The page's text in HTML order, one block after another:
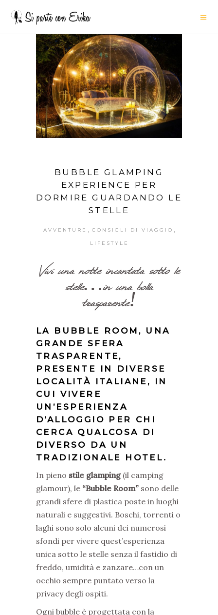
BUBBLE GLAMPING
EXPERIENCE PER
DORMIRE GUARDANDO LE
STELLE
AVVENTURE , CONSIGLI DI VIAGGIO ,
LIFESTYLE
Vivi una notte incantata sotto le
stelle…in una bolla
trasparente!
LA BUBBLE ROOM, UNA
GRANDE SFERA
TRASPARENTE,
PRESENTE IN DIVERSE
LOCALITÀ ITALIANE, IN
CUI VIVERE
UN’ESPERIENZA
D’ALLOGGIO PER CHI
CERCA QUALCOSA DI
DIVERSO DA UN
TRADIZIONALE HOTEL.
In pieno stile glamping(il camping
glamour), le “Bubble Room” sono delle
grandi sfere di plastica poste in luoghi
naturali e suggestivi. Boschi, torrenti o
laghi sono solo alcuni dei numerosi
sfondi per vivere quest’esperienza
unica sotto le stelle senza il fastidio di
freddo, umidità e zanzare…con un
occhio sempre puntato verso la
privacy degli ospiti.
Ogni bubble è progettata con la